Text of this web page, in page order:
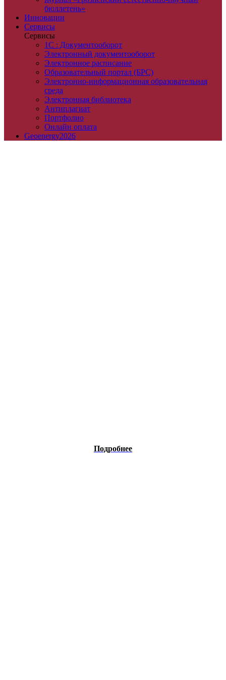
бюллетень»
Инновации
Сервисы
Сервисы
1С : Документооборот
Электронный документооборот
Электронное расписание
Образовательный портал (БРС)
Электронно-информационная образовательная
среда
Электронная библиотека
Антиплагиат
Портфолио
Онлайн оплата
Geoenergy2026
Подробнее